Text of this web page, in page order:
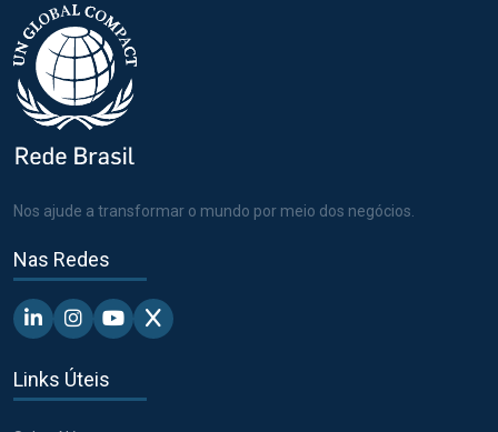
Nos ajude a transformar o mundo por meio dos negócios.
Nas Redes
Linkedin - Pacto Global BR
Instagram - Pacto Global BR
Youtube - Pacto Global BR
X - Pacto Global BR
Links Úteis